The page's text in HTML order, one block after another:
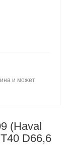
и может
(Haval
D66,6